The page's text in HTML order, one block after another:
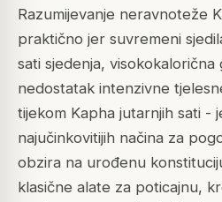
Razumijevanje neravnoteže
praktično jer suvremeni
sati sjedenja, visokokalorična
nedostatak intenzivne
tijekom Kapha jutarnjih sati -
najučinkovitijih načina za
obzira na urođenu
klasične alate za poticajnu,